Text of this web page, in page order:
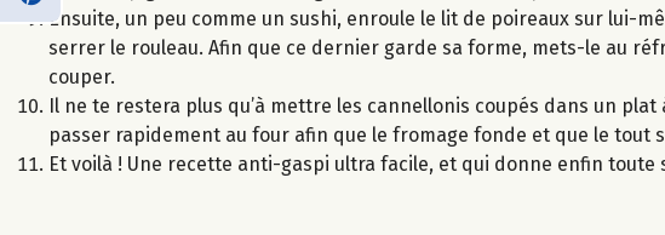
Ensuite, un peu comme un sushi, enroule le lit de poireaux sur lui-
serrer le rouleau. Afin que ce dernier garde sa forme, mets-le au
couper.
Il ne te restera plus qu’à mettre les cannellonis coupés dans un
passer rapidement au four afin que le fromage fonde et que le tout
Et voilà ! Une recette anti-gaspi ultra facile, et qui donne enfin toute